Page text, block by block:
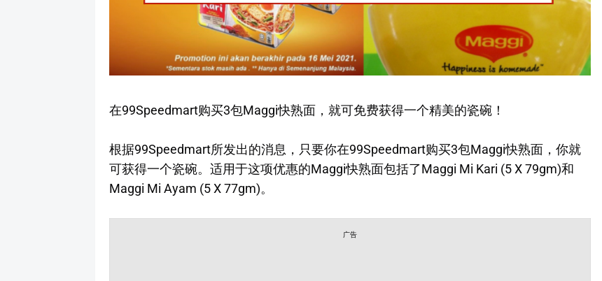
在99Speedmart购买3包Maggi快熟面，就可免费获得一个精美的瓷碗！
根据99Speedmart所发出的消息，只要你在99Speedmart购买3包Maggi快熟面，你就
可获得一个瓷碗。适用于这项优惠的Maggi快熟面包括了Maggi Mi Kari (5 X 79gm)和
Maggi Mi Ayam (5 X 77gm)。
广告